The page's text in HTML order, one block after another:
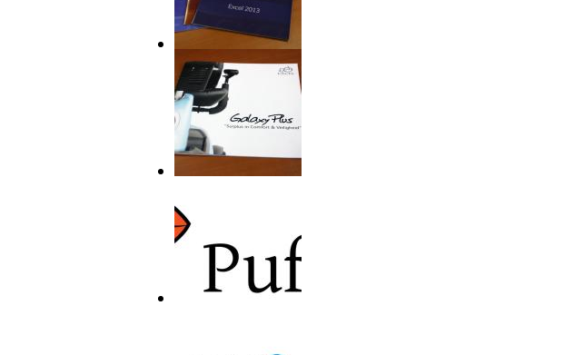
Van Os Medical